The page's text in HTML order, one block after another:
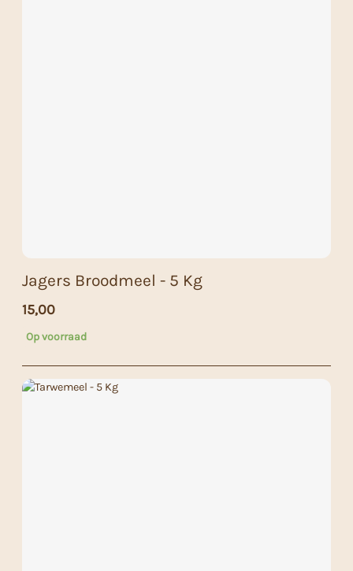
Jagers Broodmeel - 5 Kg
15,00
Op voorraad